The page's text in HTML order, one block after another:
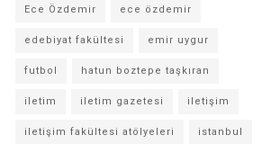
Ece Özdemir ece özdemir
edebiyat fakültesi emir uygur
futbol hatun boztepe taşkıran
iletim iletim gazetesi iletişim
iletişim fakültesi atölyeleri istanbul